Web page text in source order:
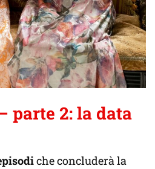
parte 2: la data
che concluderà la